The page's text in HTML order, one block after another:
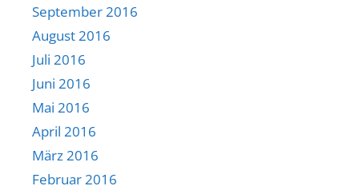
September 2016
August 2016
Juli 2016
Juni 2016
Mai 2016
April 2016
März 2016
Februar 2016